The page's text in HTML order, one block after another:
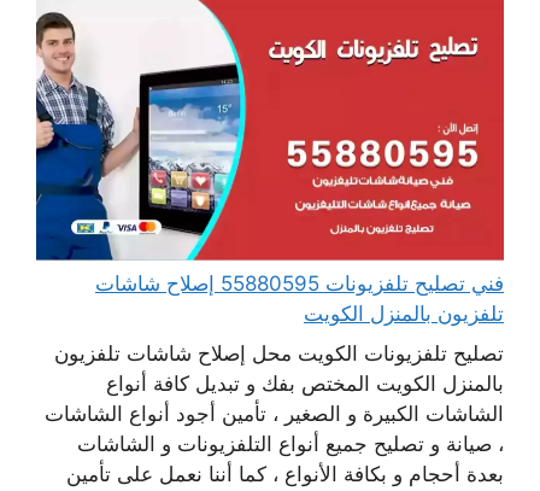
فني تصليح تلفزيونات 55880595 إصلاح شاشات
تلفزيون بالمنزل الكويت
تصليح تلفزيونات الكويت محل إصلاح شاشات تلفزيون
بالمنزل الكويت المختص بفك و تبديل كافة أنواع
الشاشات الكبيرة و الصغير ، تأمين أجود أنواع الشاشات
، صيانة و تصليح جميع أنواع التلفزيونات و الشاشات
بعدة أحجام و بكافة الأنواع ، كما أننا نعمل على تأمين